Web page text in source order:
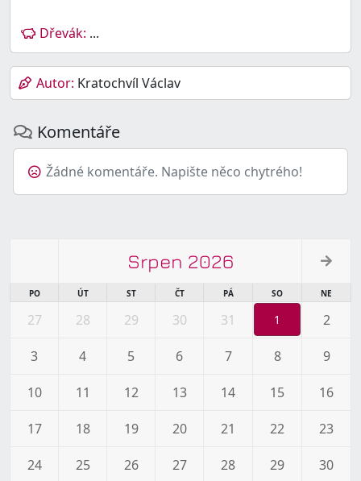
Dřevák: ...
Autor: Kratochvíl Václav
Komentáře
Žádné komentáře. Napište něco chytrého!
Srpen 2026
PO ÚT ST ČT PÁ SO NE
27 28 29 30 31 1 2
3 4 5 6 7 8 9
10 11 12 13 14 15 16
17 18 19 20 21 22 23
24 25 26 27 28 29 30